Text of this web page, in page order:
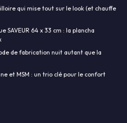
qui mise tout sur le look (et chauffe
SAVEUR 64 x 33 cm : la plancha
de fabrication nuit autant que la
et MSM : un trio clé pour le confort